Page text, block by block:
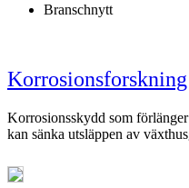
Branschnytt
Korrosionsskydd som
kan sänka utsläppen av